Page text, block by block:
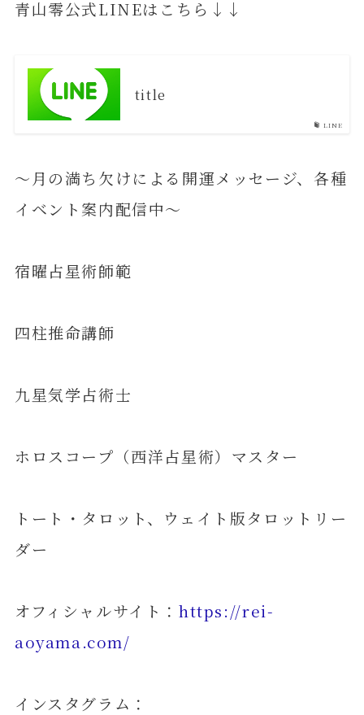
青山零公式LINEはこちら↓↓
LINE
title
～月の満ち欠けによる開運メッセージ、各種
イベント案内配信中～
宿曜占星術師範
四柱推命講師
九星気学占術士
ホロスコープ（西洋占星術）マスター
トート・タロット、ウェイト版タロットリー
ダー
オフィシャルサイト：https://rei-
aoyama.com/
インスタグラム：